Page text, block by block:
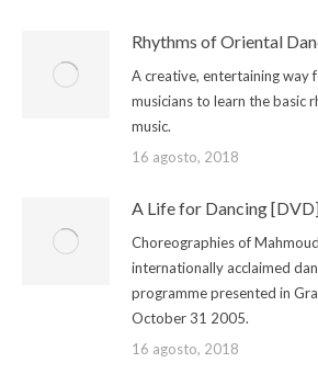
Rhythms of Oriental
A creative, entertaining way
musicians to learn the basic
music.
16 agosto, 2018
A Life for Dancing
Choreographies of
internationally acclaimed
programme presented in
October 31 2005.
16 agosto, 2018